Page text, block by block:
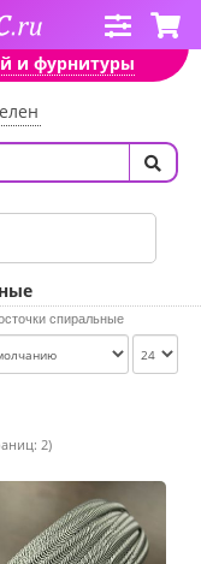
и фурнитуры
спиральные
2)